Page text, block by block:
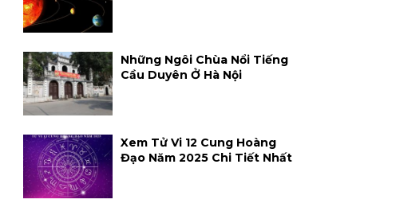
Những Ngôi Chùa Nổi Tiếng
Cầu Duyên Ở Hà Nội
Xem Tử Vi 12 Cung Hoàng
Đạo Năm 2025 Chi Tiết Nhất